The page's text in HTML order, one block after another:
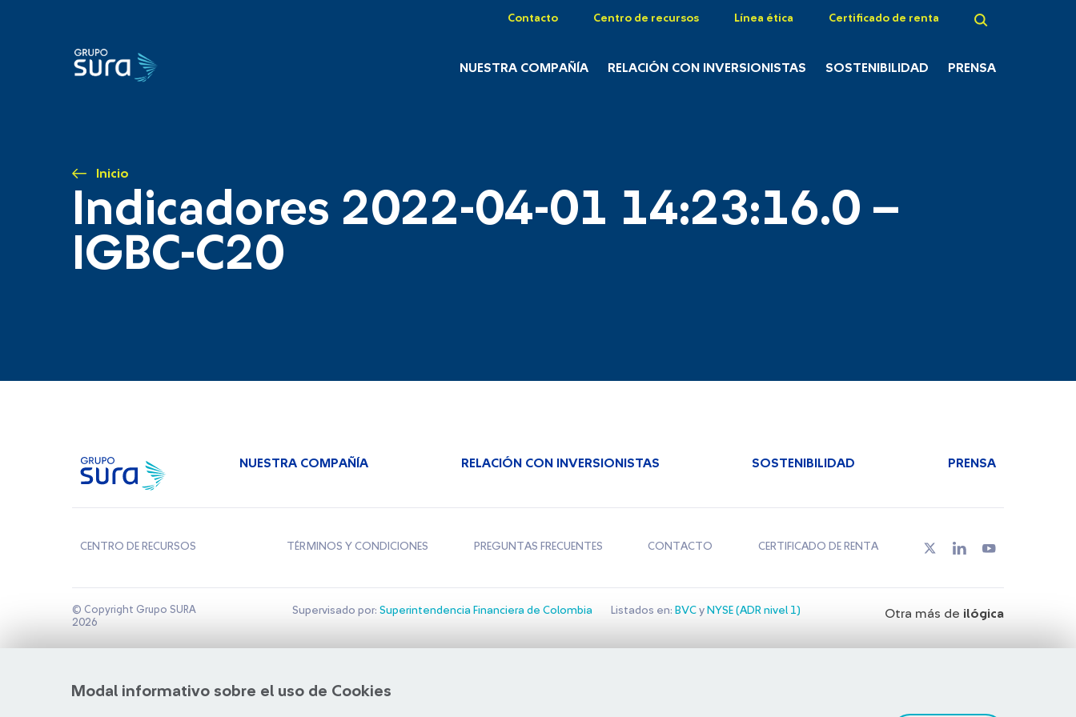
Contacto Centro de recursos Línea ética Certificado de renta
NUESTRA COMPAÑÍA RELACIÓN CON INVERSIONISTAS SOSTENIBILIDAD PRENSA
Inicio
Indicadores 2022-04-01 14:23:16.0 –
IGBC-C20
Modal informativo sobre el uso de Cookies
NUESTRA COMPAÑÍA RELACIÓN CON INVERSIONISTAS SOSTENIBILIDAD PRENSA
CENTRO DE RECURSOS TÉRMINOS Y CONDICIONES PREGUNTAS FRECUENTES CONTACTO CERTIFICADO DE RENTA
© Copyright Grupo SURA
2026
Supervisado por: Superintendencia Financiera de Colombia Listados en: BVCy NYSE (ADR nivel 1) Otra más de ilógica